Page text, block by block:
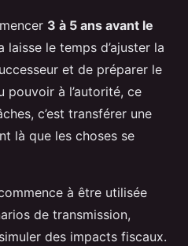
3 à 5 ans avant le
laisse le temps d’ajuster la
et de préparer le
pouvoir à l’autorité, ce
c’est transférer une
là que les choses se
à être utilisée
de transmission,
des impacts fiscaux.